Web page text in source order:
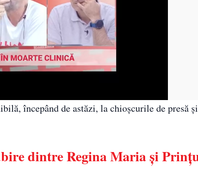
începând de astăzi, la chioșcurile de presă
dintre Regina Maria și